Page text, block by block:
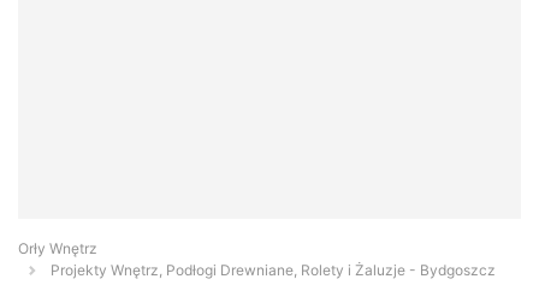
Orły Wnętrz
Projekty Wnętrz, Podłogi Drewniane, Rolety i Żaluzje - Bydgoszcz